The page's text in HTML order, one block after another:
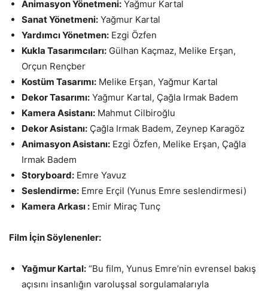
Animasyon Yönetmeni: Yağmur Kartal
Sanat Yönetmeni: Yağmur Kartal
Yardımcı Yönetmen: Ezgi Özfen
Kukla Tasarımcıları: Gülhan Kaçmaz, Melike Erşan,
Orçun Rençber
Kostüm Tasarımı: Melike Erşan, Yağmur Kartal
Dekor Tasarımı: Yağmur Kartal, Çağla Irmak Badem
Kamera Asistanı: Mahmut Cilbiroğlu
Dekor Asistanı: Çağla Irmak Badem, Zeynep Karagöz
Animasyon Asistanı: Ezgi Özfen, Melike Erşan, Çağla
Irmak Badem
Storyboard: Emre Yavuz
Seslendirme: Emre Erçil (Yunus Emre seslendirmesi)
Kamera Arkası : Emir Miraç Tunç
Film İçin Söylenenler:
Yağmur Kartal: “Bu film, Yunus Emre’nin evrensel bakış
açısını insanlığın varoluşsal sorgulamalarıyla